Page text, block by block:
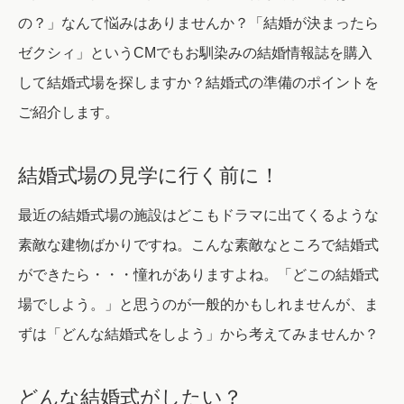
の？」なんて悩みはありませんか？「結婚が決まったら
ゼクシィ」というCMでもお馴染みの結婚情報誌を購入
して結婚式場を探しますか？結婚式の準備のポイントを
ご紹介します。
結婚式場の見学に行く前に！
最近の結婚式場の施設はどこもドラマに出てくるような
素敵な建物ばかりですね。こんな素敵なところで結婚式
ができたら・・・憧れがありますよね。「どこの結婚式
場でしよう。」と思うのが一般的かもしれませんが、ま
ずは「どんな結婚式をしよう」から考えてみませんか？
どんな結婚式がしたい？